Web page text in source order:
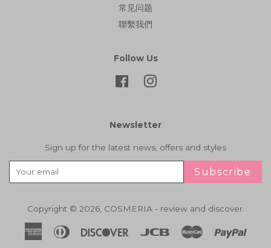
常见问题
聯繫我們
Follow Us
FacebookInstagram
Newsletter
Sign up for the latest news, offers and styles
Subscribe
Copyright © 2026, COSMERIA - review and discover.
AmericanDiners
Discover Jcb Master